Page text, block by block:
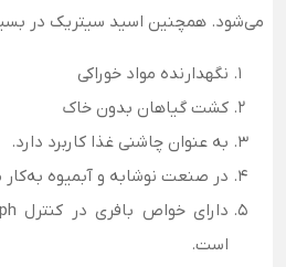
می‌شود. همچنین اسید سیتریک در
نگهدارنده مواد خوراکی
کشت گیاهان بدون خاک
به عنوان چاشنی غذا کاربرد دارد.
در صنعت نوشابه و آبمیوه به‌کار
است.